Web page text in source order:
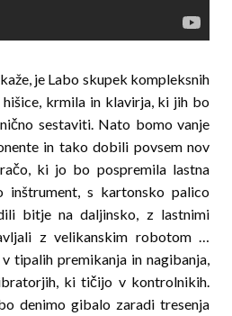
je Labo skupek kompleksnih
krmila in klavirja, ki jih bo
sestaviti. Nato bomo vanje
in tako dobili povsem nov
ki jo bo pospremila lastna
inštrument, s kartonsko palico
bitje na daljinsko, z lastnimi
z velikanskim robotom …
tipalih premikanja in nagibanja,
ki tičijo v kontrolnikih.
denimo gibalo zaradi tresenja